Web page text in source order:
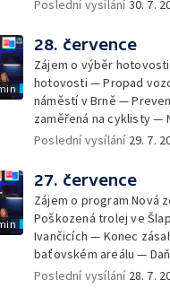
bývalého nákupního
ročník Letní filmové
komunitní akce Stůl ve
podporu paliativní péče
Poslední vysílání30. 7.
28. července
Zájem o výběr
hotovosti — Propad
náměstí v Brně —
zaměřená na cyklisty —
cyklisty na Zlínsku —
pozorovat zatmění
Letní filmové škole —
— Rekonstrukce
Poslední vysílání 29. 7.
27. července
Zájem o program Nová
Poškozená trolej ve
Ivančicích — Konec
baťovském areálu —
vína — Výhružky na
Poslední vysílání 28. 7.